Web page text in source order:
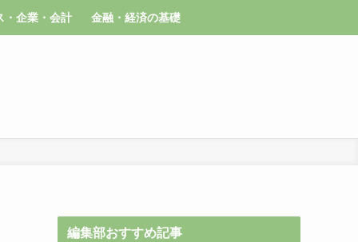
・企業・会計 金融・経済の基礎
編集部おすすめ記事